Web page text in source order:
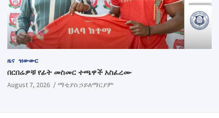
ዜና ዝውውር
በርበሬዎቹ የፊት መስመር ተጫዋች አስፈረሙ
August 7, 2026 ማቲያስ ኃይለማርያም